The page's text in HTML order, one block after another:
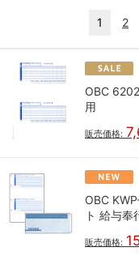
1 2
OBC
用
販売価格:
OBC
ト 給与奉
販売価格: